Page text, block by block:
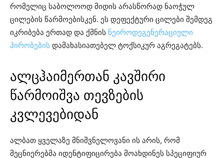
რომელიც საბოლოოდ მიდის არასწორად ნაოჭულ
ცილების წარმოებისკენ. ეს დეფექტური ცილები შემდეგ
იკრიბება ერთად და ქმნის ნეიროდეგენერაციული
პირობების დამახასიათებელ ტოქსიკურ აგრეგატებს.
ალცჰაიმერთან კავშირი
წარმოიშვა თევზების
კვლევებიდან
ალბათ ყველაზე მნიშვნელოვანი ის არის, რომ
მეცნიერებმა იდენტიფიცირება მოახდინეს სპეციფიურ